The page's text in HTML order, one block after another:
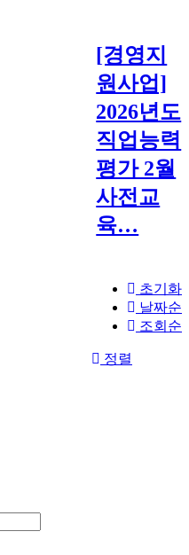
[경영지
원사업]
2026년도
직업능력
평가 2월
사전교
육…
초기화
날짜순
조회순
정렬